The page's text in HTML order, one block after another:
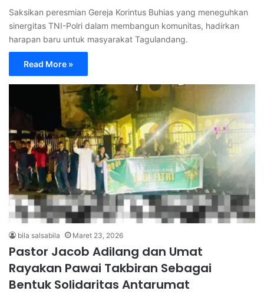
Saksikan peresmian Gereja Korintus Buhias yang meneguhkan
sinergitas TNI-Polri dalam membangun komunitas, hadirkan
harapan baru untuk masyarakat Tagulandang.
Read More »
bila salsabila Maret 23, 2026
Pastor Jacob Adilang dan Umat
Rayakan Pawai Takbiran Sebagai
Bentuk Solidaritas Antarumat